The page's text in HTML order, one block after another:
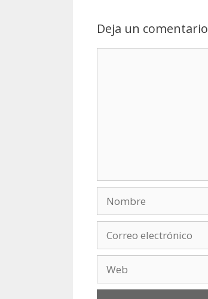
Deja un comentario
electrónico